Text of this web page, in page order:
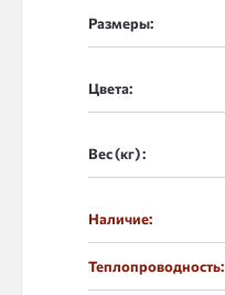
Размеры:
Цвета:
Вес (кг) :
Наличие:
Теплопроводность: